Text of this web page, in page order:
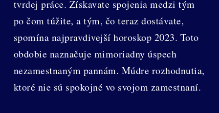
tvrdej práce. Získavate spojenia medzi tým
po čom túžite, a tým, čo teraz dostávate,
spomína najpravdivejší horoskop 2023. Toto
obdobie naznačuje mimoriadny úspech
nezamestnaným pannám. Múdre rozhodnutia,
ktoré nie sú spokojné vo svojom zamestnaní.